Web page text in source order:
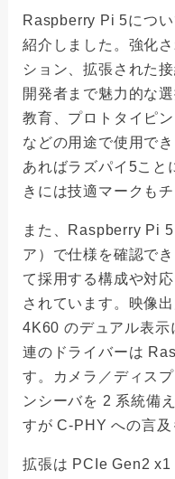
Raspberry Pi 5につ
紹介しました。強化
ション、拡張された
開発者まで魅力的な選
教育、プロトタイピ
などの用途で使用で
あればラズパイ5こと
きには技適マークも
また、Raspberry Pi
ア）で仕様を確認で
て採用する構成や対
されています。映像
4K60 のデュアル表示
連のドライバーは
す。カメラ／ディス
ンシーバを 2 系統備
すが C-PHY への言及
拡張は PCIe Gen2